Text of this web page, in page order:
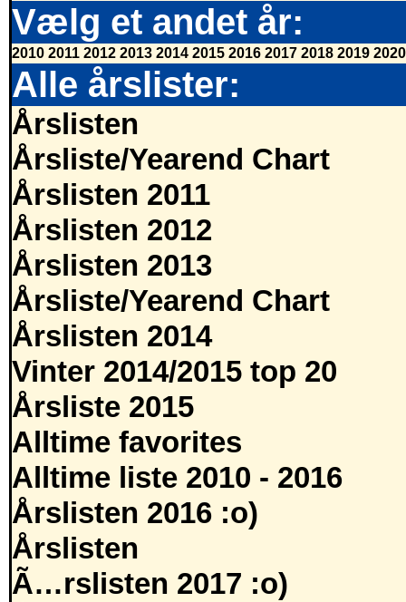
Vælg et andet år:
2010 2011 2012 2013 2014 2015 2016 2017 2018 2019 2020
Alle årslister:
Årslisten
Årsliste/Yearend Chart
Årslisten 2011
Årslisten 2012
Årslisten 2013
Årsliste/Yearend Chart
Årslisten 2014
Vinter 2014/2015 top 20
Årsliste 2015
Alltime favorites
Alltime liste 2010 - 2016
Årslisten 2016 :o)
Årslisten
Ã…rslisten 2017 :o)